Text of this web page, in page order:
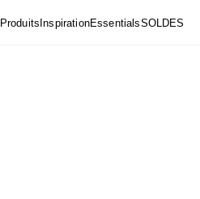
ProduitsInspirationEssentialsSOLDES